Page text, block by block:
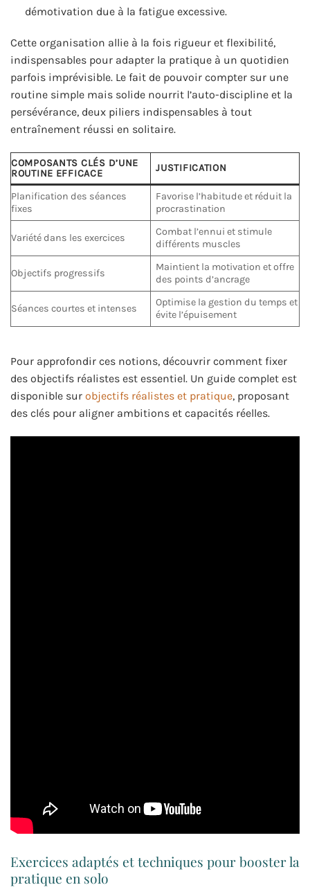
démotivation due à la fatigue excessive.
Cette organisation allie à la fois rigueur et flexibilité,
indispensables pour adapter la pratique à un quotidien
parfois imprévisible. Le fait de pouvoir compter sur une
routine simple mais solide nourrit l’auto-discipline et la
persévérance, deux piliers indispensables à tout
entraînement réussi en solitaire.
COMPOSANTS CLÉS D’UNE
ROUTINE EFFICACE
JUSTIFICATION
Planification des séances
fixes
Favorise l’habitude et réduit la
procrastination
Variété dans les exercices
Combat l’ennui et stimule
différents muscles
Objectifs progressifs
Maintient la motivation et offre
des points d’ancrage
Séances courtes et intenses
Optimise la gestion du temps et
évite l’épuisement
Pour approfondir ces notions, découvrir comment fixer
des objectifs réalistes est essentiel. Un guide complet est
disponible sur objectifs réalistes et pratique, proposant
des clés pour aligner ambitions et capacités réelles.
Exercices adaptés et techniques pour booster la
pratique en solo